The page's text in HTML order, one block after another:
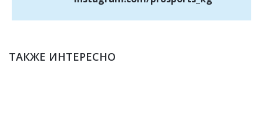
ТАКЖЕ ИНТЕРЕСНО